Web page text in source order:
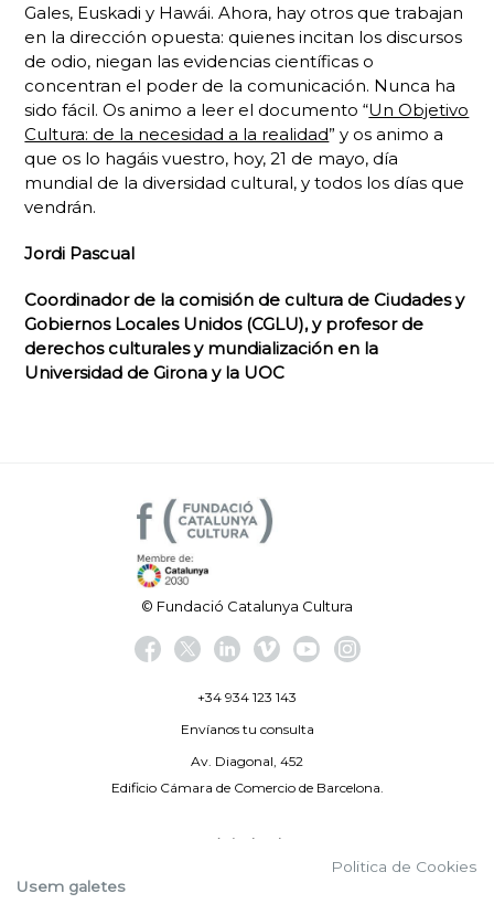
Gales, Euskadi y Hawái. Ahora, hay otros que trabajan
en la dirección opuesta: quienes incitan los discursos
de odio, niegan las evidencias científicas o
concentran el poder de la comunicación. Nunca ha
sido fácil. Os animo a leer el documento “Un Objetivo
Cultura: de la necesidad a la realidad” y os animo a
que os lo hagáis vuestro, hoy, 21 de mayo, día
mundial de la diversidad cultural, y todos los días que
vendrán.
Jordi Pascual
Coordinador de la comisión de cultura de Ciudades y
Gobiernos Locales Unidos (CGLU), y profesor de
derechos culturales y mundialización en la
Universidad de Girona y la UOC
© Fundació Catalunya Cultura
+34 934 123 143
Envíanos tu consulta
Av. Diagonal, 452
Edificio Cámara de Comercio de Barcelona.
Aviso legal
Politica de Cookies
Usem galetes